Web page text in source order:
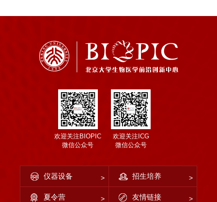
欢迎关注BIOPIC
微信公众号
欢迎关注ICG
微信公众号
仪器设备 招生培养
夏令营 友情链接